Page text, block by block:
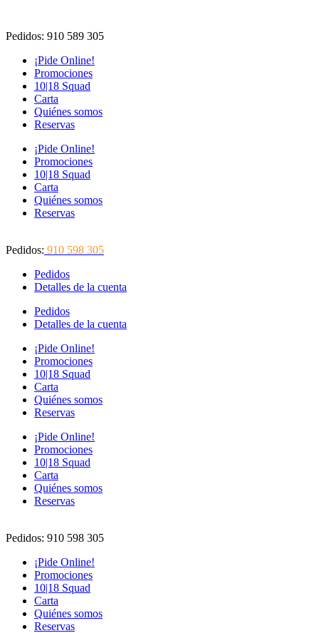
contenido
Pedidos: 910 589 305
¡Pide Online!
Promociones
10|18 Squad
Carta
Quiénes somos
Reservas
¡Pide Online!
Promociones
10|18 Squad
Carta
Quiénes somos
Reservas
Pedidos: 910 598 305
Pedidos
Detalles de la cuenta
Pedidos
Detalles de la cuenta
¡Pide Online!
Promociones
10|18 Squad
Carta
Quiénes somos
Reservas
¡Pide Online!
Promociones
10|18 Squad
Carta
Quiénes somos
Reservas
Pedidos: 910 598 305
¡Pide Online!
Promociones
10|18 Squad
Carta
Quiénes somos
Reservas